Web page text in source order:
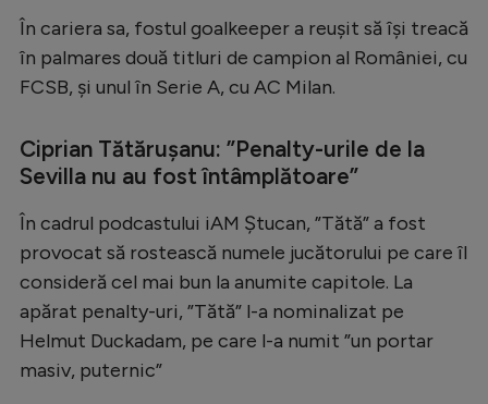
Stranieri
Clasamente
Tenis
Handbal
Natație
Gimnastică
Auto
În cariera sa, fostul goalkeeper a reușit să își treacă
în palmares două titluri de campion al României, cu
FCSB, și unul în Serie A, cu AC Milan.
Ciprian Tătărușanu: ”Penalty-urile de la
Sevilla nu au fost întâmplătoare”
În cadrul podcastului iAM Ștucan, ”Tătă” a fost
provocat să rostească numele jucătorului pe care îl
consideră cel mai bun la anumite capitole. La
apărat penalty-uri, ”Tătă” l-a nominalizat pe
Helmut Duckadam, pe care l-a numit ”un portar
masiv, puternic”